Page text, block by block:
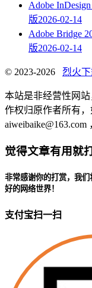
Adobe
版2026-02-14
Adobe Bridge
版2026-02-14
© 2023-2026 烈火
本站是非经营性网
作权归原作者所有
觉得文章有用就
非常感谢你的打赏，我
好的网络世界！
支付宝扫一扫